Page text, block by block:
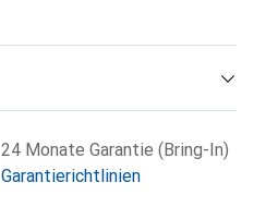
24 Monate Garantie (Bring-In)
Garantierichtlinien